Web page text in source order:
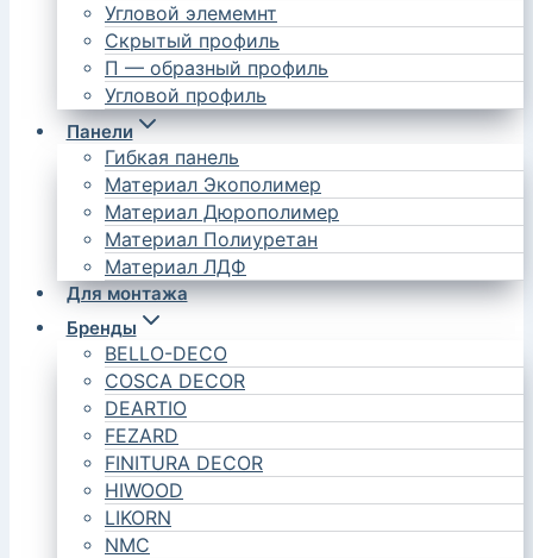
Угловой элемемнт
Скрытый профиль
П — образный профиль
Угловой профиль
Панели
Гибкая панель
Материал Экополимер
Материал Дюрополимер
Материал Полиуретан
Материал ЛДФ
Для монтажа
Бренды
BELLO-DECO
COSCA DECOR
DEARTIO
FEZARD
FINITURA DECOR
HIWOOD
LIKORN
NMC